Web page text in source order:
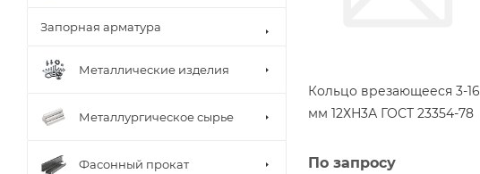
Кольцо врезающееся 3-16
мм 12ХН3А ГОСТ 23354-78
По запросу
Запорная арматура
Металлические изделия
Металлургическое сырье
Фасонный прокат